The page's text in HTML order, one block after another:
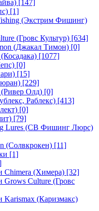
[147]
[1]
(Экстрим Фишинг)
(Гровс Культур) [634]
(Джакал Тимон) [0]
[1077]
[0]
[15]
[229]
Олд) [0]
Раблекс) [413]
[0]
[79]
Lures (СВ Фишинг Люрс)
(Солвкрокен) [11]
[1]
Chimera (Химера) [32]
Culture (Гровс
(Каризмакс)